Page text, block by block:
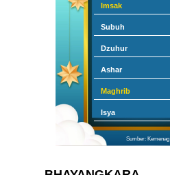
Imsak
Subuh
Dzuhur
Ashar
Maghrib
Isya
Sumber: Kemenag